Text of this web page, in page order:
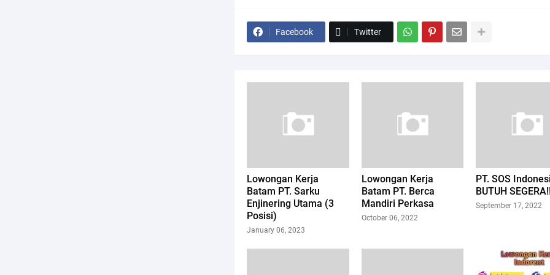
Facebook Twitter
Lowongan Kerja
Batam PT. Sarku
Enjinering Utama (3
Posisi)
January 06, 2023
Lowongan Kerja
Batam PT. Berca
Mandiri Perkasa
October 06, 2022
PT. SOS
BUTUH
September 17, 2022